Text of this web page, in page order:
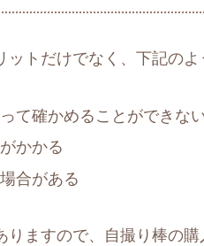
トだけでなく、下記のよ
て確かめることができな
かかる
合がある
りますので、自撮り棒の